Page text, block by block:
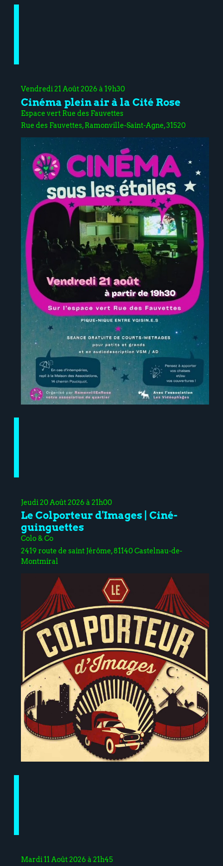
Vendredi 21 Août 2026 à 19h30
Cinéma plein air à la Cité Rose
Espace vert Rue des Fauvettes
Rue des Fauvettes, Ramonville-Saint-Agne, 31520
Jeudi 20 Août 2026 à 21h00
Le Colporteur d'Images | Ciné-
guinguettes
Colo & Co
2419 route de saint Jérôme, 81140 Castelnau-de-
Montmiral
Mardi 11 Août 2026 à 21h45